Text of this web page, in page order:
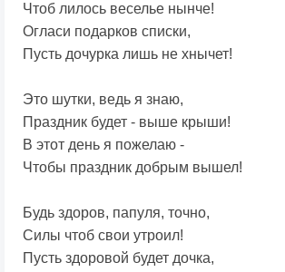
Чтоб лилось веселье нынче!
Огласи подарков списки,
Пусть дочурка лишь не хнычет!
Это шутки, ведь я знаю,
Праздник будет - выше крыши!
В этот день я пожелаю -
Чтобы праздник добрым вышел!
Будь здоров, папуля, точно,
Силы чтоб свои утроил!
Пусть здоровой будет дочка,